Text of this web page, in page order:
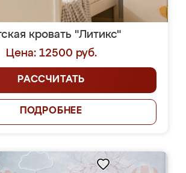
кровать "Литикс"
Цена: 12500 руб.
РАССЧИТАТЬ
ПОДРОБНЕЕ